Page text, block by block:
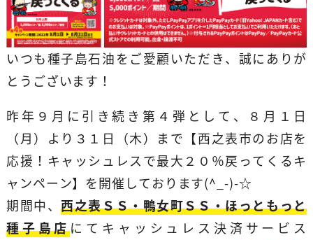
いつも種子島石油をご愛顧いただき、誠にありが
とうございます！
昨年９月に引き続き第４弾として、８月１日
（月）より３１日（木）まで【西之表市のお店を
応援！キャッシュレスで最大２０％戻ってくるキ
ャンペーン】を開催しております(^_-)-☆
期間中、西之表ＳＳ・鴨女町ＳＳ・ほっともっと
種子島店にてキャッシュレス決済サービス